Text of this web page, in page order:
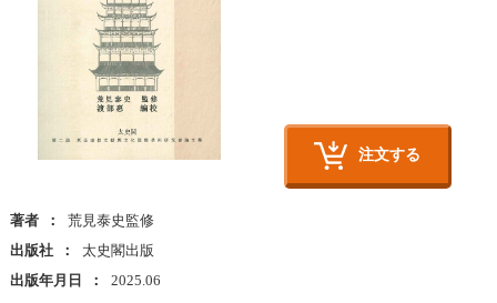
注文する
著者
荒見泰史監修
出版社
太史閣出版
出版年月日
2025.06